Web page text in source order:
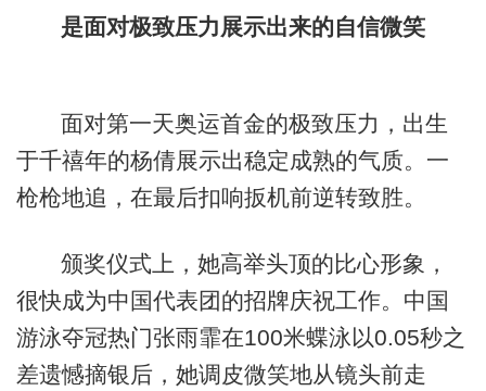
是面对极致压力展示出来的自信微笑
面对第一天奥运首金的极致压力，出生
于千禧年的杨倩展示出稳定成熟的气质。一
枪枪地追，在最后扣响扳机前逆转致胜。
颁奖仪式上，她高举头顶的比心形象，
很快成为中国代表团的招牌庆祝工作。中国
游泳夺冠热门张雨霏在100米蝶泳以0.05秒之
差遗憾摘银后，她调皮微笑地从镜头前走